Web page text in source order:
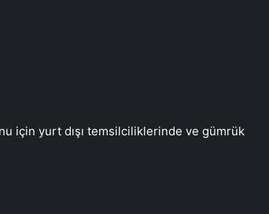
için yurt dışı temsilciliklerinde ve gümrük